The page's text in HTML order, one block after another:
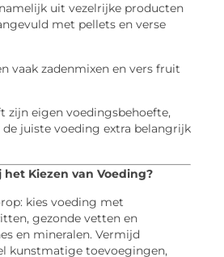
uit vezelrijke producten
met pellets en verse
vaak zadenmixen en vers fruit
zijn eigen voedingsbehoefte,
juiste voeding extra belangrijk
het Kiezen van Voeding?
kies voeding met
gezonde vetten en
en mineralen. Vermijd
kunstmatige toevoegingen,